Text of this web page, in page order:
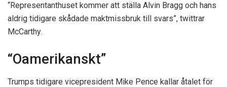
“Representanthuset kommer att ställa Alvin Bragg och hans
aldrig tidigare skådade maktmissbruk till svars”, twittrar
McCarthy.
“Oamerikanskt”
Trumps tidigare vicepresident Mike Pence kallar åtalet för